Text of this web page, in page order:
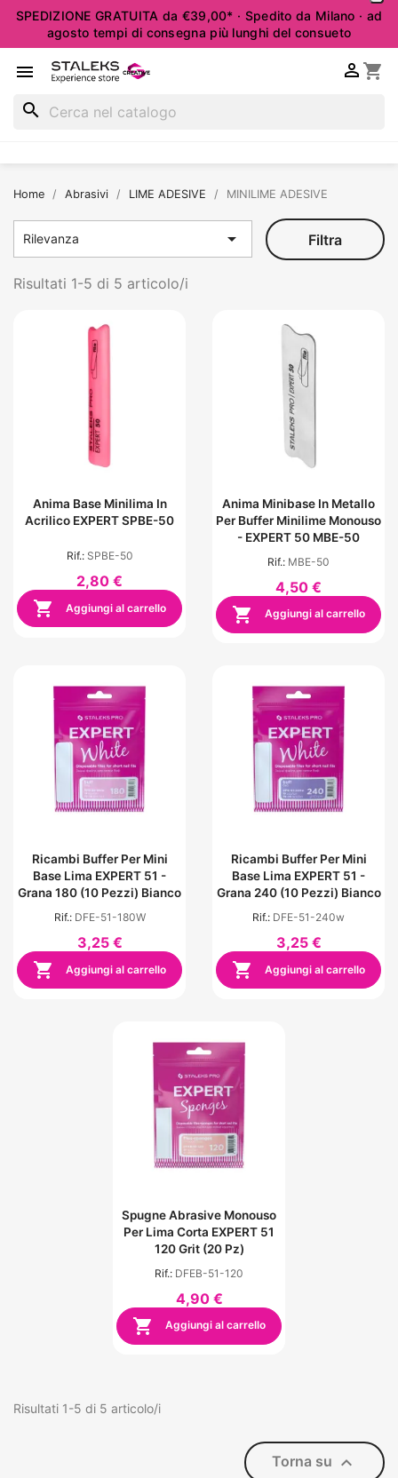
SPEDIZIONE GRATUITA da €39,00* · Spedito da Milano · ad
agosto tempi di consegna più lunghi del consueto
 shopping_cart

search
Home Abrasivi LIME ADESIVE MINILIME ADESIVE
Rilevanza  Filtra
Risultati 1-5 di 5 articolo/i
Anima Base Minilima In
Acrilico EXPERT SPBE-50
Rif.: SPBE-50
2,80 €
 Aggiungi al carrello
Anima Minibase In Metallo
Per Buffer Minilime Monouso
- EXPERT 50 MBE-50
Rif.: MBE-50
4,50 €
 Aggiungi al carrello
Ricambi Buffer Per Mini
Base Lima EXPERT 51 -
Grana 180 (10 Pezzi) Bianco
Rif.: DFE-51-180W
3,25 €
 Aggiungi al carrello
Ricambi Buffer Per Mini
Base Lima EXPERT 51 -
Grana 240 (10 Pezzi) Bianco
Rif.: DFE-51-240w
3,25 €
 Aggiungi al carrello
Spugne Abrasive Monouso
Per Lima Corta EXPERT 51
120 Grit (20 Pz)
Rif.: DFEB-51-120
4,90 €
 Aggiungi al carrello
Risultati 1-5 di 5 articolo/i
Torna su 